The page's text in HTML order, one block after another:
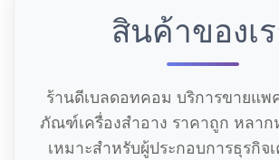
สินค้าของเ
ร้านดีเบลดอทคอม บริการขายแพ
ภัณฑ์เครื่องสำอาง ราคาถูก หลาก
เหมาะสำหรับผู้ประกอบการธุรกิจ